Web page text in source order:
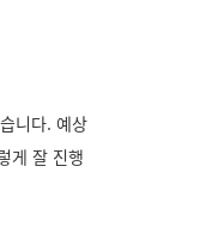
니다. 예상
게 잘 진행